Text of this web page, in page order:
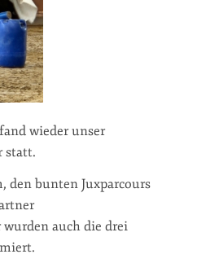
wieder unser
statt.
den bunten Juxparcours
auch die drei